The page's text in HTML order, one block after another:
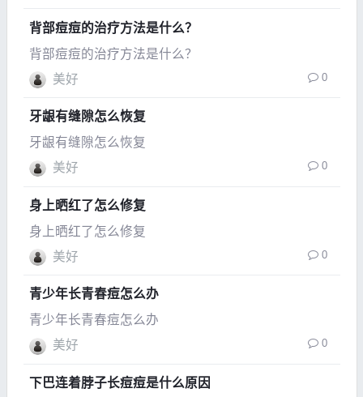
背部痘痘的治疗方法是什么？
背部痘痘的治疗方法是什么？
美好
0
牙龈有缝隙怎么恢复
牙龈有缝隙怎么恢复
美好
0
身上晒红了怎么修复
身上晒红了怎么修复
美好
0
青少年长青春痘怎么办
青少年长青春痘怎么办
美好
0
下巴连着脖子长痘痘是什么原因